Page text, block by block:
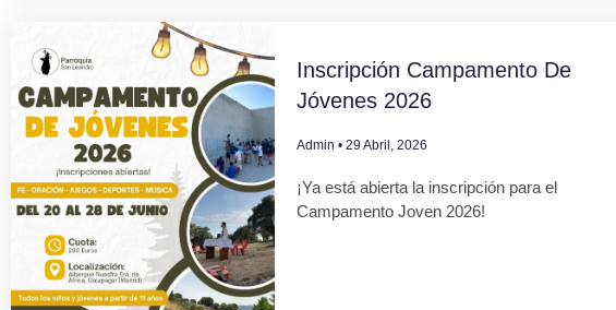
Inscripción Campamento De
Jóvenes 2026
Admin 29 Abril, 2026
¡Ya está abierta la inscripción para el
Campamento Joven 2026!